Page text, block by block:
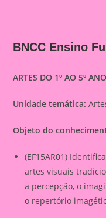
BNCC Ensino
ARTES DO 1º AO 5º ANO
Unidade temática:
Objeto do
(EF15AR01)
artes visuais
a percepção, o
o repertório